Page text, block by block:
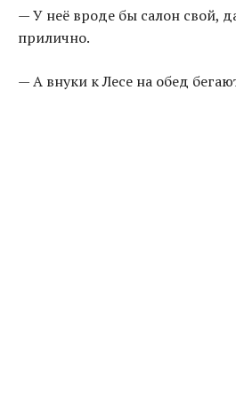
— У неё вроде бы салон свой,
прилично.
— А внуки к Лесе на обед